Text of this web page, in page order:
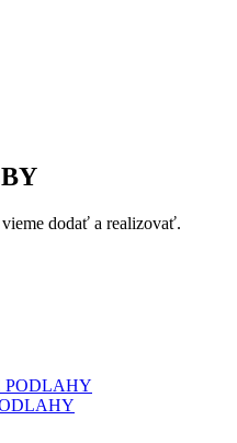
dodať a realizovať.